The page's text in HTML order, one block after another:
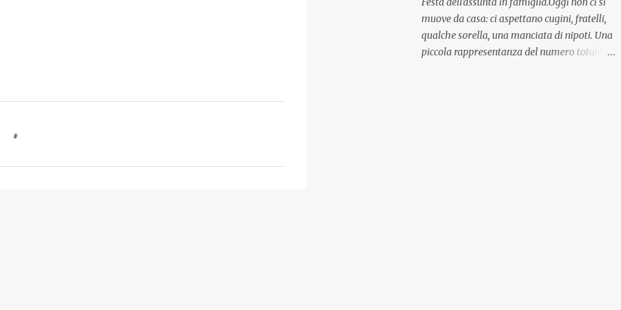
muove da casa: ci aspettano cugini, fratelli,
qualche sorella, una manciata di nipoti. Una
piccola rappresentanza del numero totale